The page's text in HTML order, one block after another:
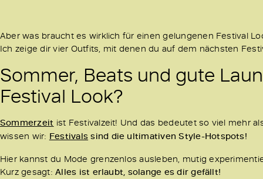
Aber was braucht es wirklich für einen gelungenen Festival
Ich zeige dir vier Outfits, mit denen du auf dem nächsten
Sommer, Beats und gute
Festival Look?
Sommerzeit ist Festivalzeit! Und das bedeutet so viel mehr
wissen wir: Festivalssind die ultimativen Style-Hotspots!
Hier kannst du Mode grenzenlos ausleben, mutig
Kurz gesagt:Alles ist erlaubt, solange es dir gefällt!